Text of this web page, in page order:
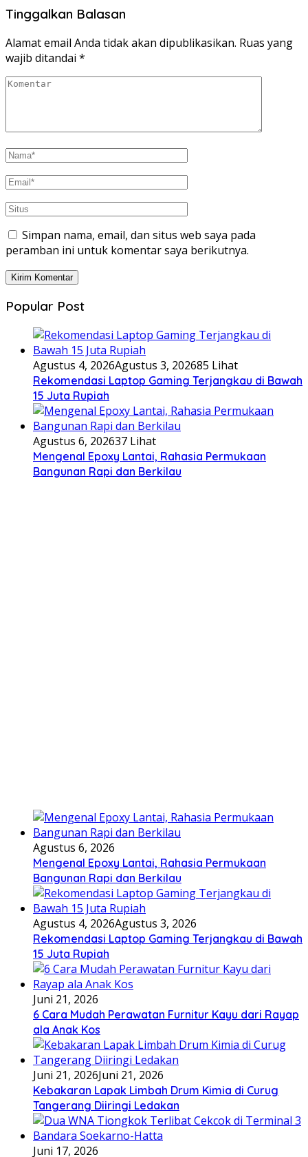
Tinggalkan Balasan
Alamat email Anda tidak akan dipublikasikan. Ruas yang
wajib ditandai *
Simpan nama, email, dan situs web saya pada
peramban ini untuk komentar saya berikutnya.
Popular Post
Agustus 4, 2026Agustus 3, 202685 Lihat
Rekomendasi Laptop Gaming Terjangkau di Bawah
15 Juta Rupiah
Agustus 6, 202637 Lihat
Mengenal Epoxy Lantai, Rahasia Permukaan
Bangunan Rapi dan Berkilau
Agustus 6, 2026
Mengenal Epoxy Lantai, Rahasia Permukaan
Bangunan Rapi dan Berkilau
Agustus 4, 2026Agustus 3, 2026
Rekomendasi Laptop Gaming Terjangkau di Bawah
15 Juta Rupiah
Juni 21, 2026
6 Cara Mudah Perawatan Furnitur Kayu dari Rayap
ala Anak Kos
Juni 21, 2026Juni 21, 2026
Kebakaran Lapak Limbah Drum Kimia di Curug
Tangerang Diiringi Ledakan
Juni 17, 2026